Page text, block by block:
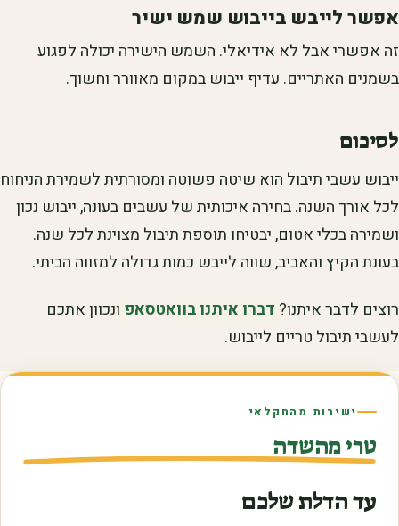
אפשר לייבש בייבוש שמש ישיר
זה אפשרי אבל לא אידיאלי. השמש הישירה יכולה לפגוע
בשמנים האתריים. עדיף ייבוש במקום מאוורר וחשוך.
לסיכום
ייבוש עשבי תיבול הוא שיטה פשוטה ומסורתית לשמירת הניחוח
לכל אורך השנה. בחירה איכותית של עשבים בעונה, ייבוש נכון
ושמירה בכלי אטום, יבטיחו תוספת תיבול מצוינת לכל שנה.
בעונת הקיץ והאביב, שווה לייבש כמות גדולה למזווה הביתי.
רוצים לדבר איתנו?דברו איתנו בוואטסאפונכוון אתכם
לעשבי תיבול טריים לייבוש.
ישירות מהחקלאי
טרי מהשדה
עד הדלת שלכם